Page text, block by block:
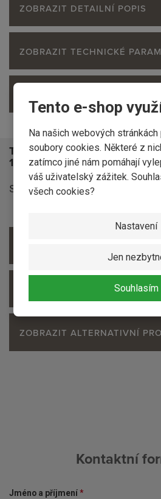
Tento e-shop
Na našich webových
soubory cookies. Některé z
zatímco jiné nám pomáhají
váš uživatelský zážitek.
všech cookies?
Nastavení
Jen
Souhlasím
ZOBRAZIT DETAILNÍ POPIS
ZOBRAZIT TECHNICKÉ
Technické informace
18,5x146mm ''A4B1'' AB
Sušeno na 16% +/- 2%
ZOBRAZIT SOUVISEJÍCÍ
ZOBRAZIT ALTERNATIVNÍ
Kontaktní
Jméno a příjmení*